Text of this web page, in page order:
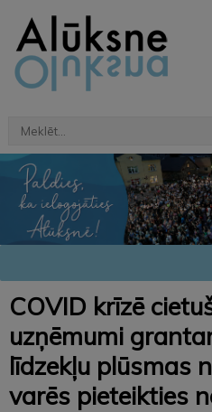
COVID krīzē
uzņēmumi
līdzekļu plūsmas
varēs pieteikties